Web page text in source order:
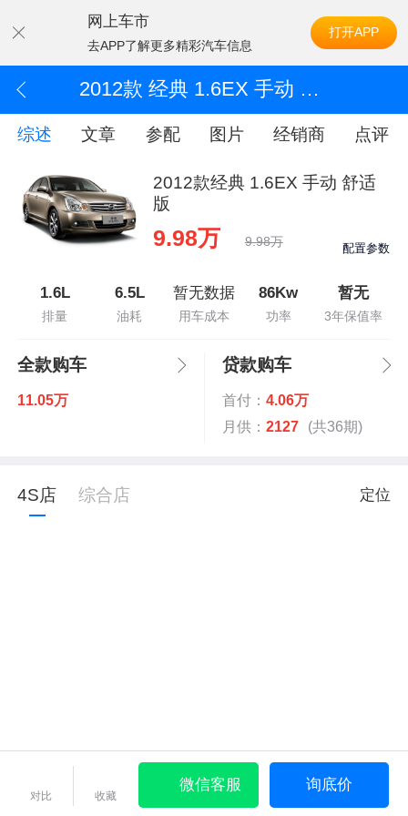
网上车市
去APP了解更多精彩汽车信息
打开APP
2012款 经典 1.6EX 手动 舒适版
综述 文章 参配 图片 经销商 点评
2012款经典 1.6EX 手动 舒适
版
9.98万 9.98万 配置参数
1.6L
排量
6.5L
油耗
暂无数据
用车成本
86Kw
功率
暂无
3年保值率
全款购车
11.05万
贷款购车
首付： 4.06万
月供： 2127 (共36期)
4S店 综合店 定位
对比 收藏
微信客服 询底价